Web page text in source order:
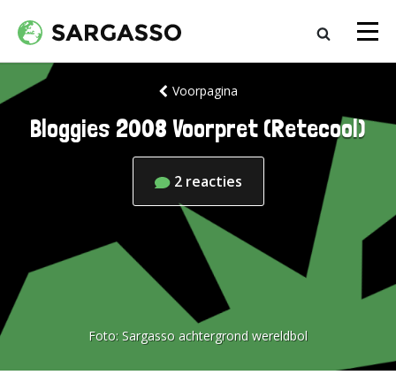
Voorpagina
Bloggies 2008 Voorpret (Retecool)
2 reacties
Foto: Sargasso achtergrond wereldbol